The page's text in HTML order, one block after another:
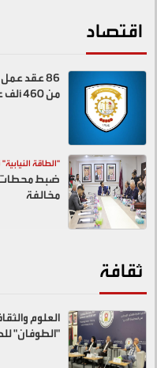
اقتصاد
86 عقد
من 460 ألف عامل وعاملة
"الطاقة
ضبط محطات
مخالفة
ثقافة
العلوم
"الطوفان"